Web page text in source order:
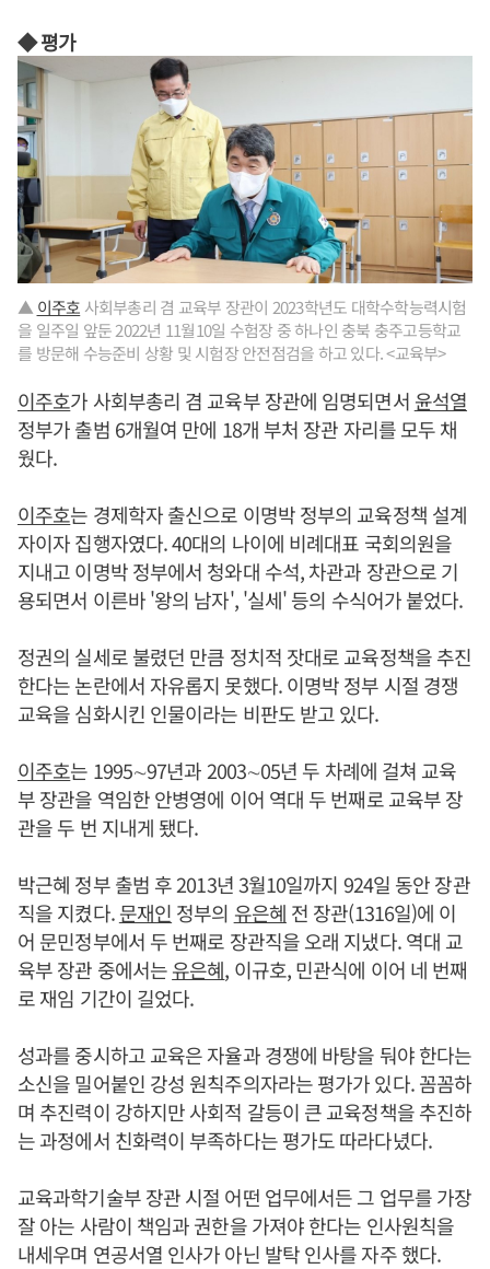
◆ 평가
▲ 이주호 사회부총리 겸 교육부 장관이 2023학년도 대학수학능력시험
을 일주일 앞둔 2022년 11월10일 수험장 중 하나인 충북 충주고등학교
를 방문해 수능준비 상황 및 시험장 안전점검을 하고 있다. <교육부>
이주호가 사회부총리 겸 교육부 장관에 임명되면서 윤석열
정부가 출범 6개월여 만에 18개 부처 장관 자리를 모두 채
웠다.
이주호는 경제학자 출신으로 이명박 정부의 교육정책 설계
자이자 집행자였다. 40대의 나이에 비례대표 국회의원을
지내고 이명박 정부에서 청와대 수석, 차관과 장관으로 기
용되면서 이른바 '왕의 남자', '실세' 등의 수식어가 붙었다.
정권의 실세로 불렸던 만큼 정치적 잣대로 교육정책을 추진
한다는 논란에서 자유롭지 못했다. 이명박 정부 시절 경쟁
교육을 심화시킨 인물이라는 비판도 받고 있다.
이주호는 1995∼97년과 2003∼05년 두 차례에 걸쳐 교육
부 장관을 역임한 안병영에 이어 역대 두 번째로 교육부 장
관을 두 번 지내게 됐다.
박근혜 정부 출범 후 2013년 3월10일까지 924일 동안 장관
직을 지켰다.문재인 정부의 유은혜 전 장관(1316일)에 이
어 문민정부에서 두 번째로 장관직을 오래 지냈다. 역대 교
육부 장관 중에서는유은혜, 이규호, 민관식에 이어 네 번째
로 재임 기간이 길었다.
성과를 중시하고 교육은 자율과 경쟁에 바탕을 둬야 한다는
소신을 밀어붙인 강성 원칙주의자라는 평가가 있다. 꼼꼼하
며 추진력이 강하지만 사회적 갈등이 큰 교육정책을 추진하
는 과정에서 친화력이 부족하다는 평가도 따라다녔다.
교육과학기술부 장관 시절 어떤 업무에서든 그 업무를 가장
잘 아는 사람이 책임과 권한을 가져야 한다는 인사원칙을
내세우며 연공서열 인사가 아닌 발탁 인사를 자주 했다.